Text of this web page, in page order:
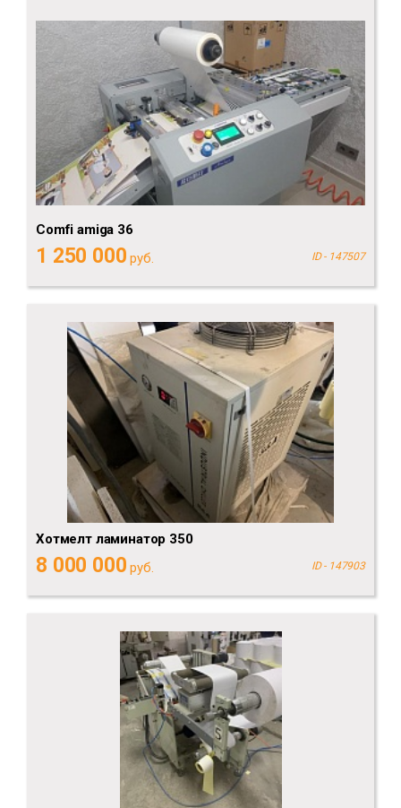
Comfi amiga 36
1 250 000 руб. ID - 147507
Хотмелт ламинатор 350
8 000 000 руб. ID - 147903